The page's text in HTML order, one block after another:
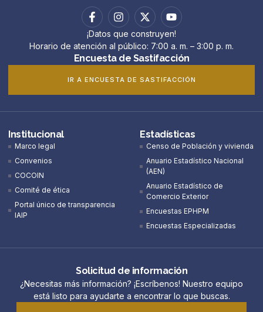
¡Datos que construyen!
Horario de atención al público: 7:00 a. m. – 3:00 p. m.
Encuesta de Sastifacción
IR A ENCUESTA DE SASTIFACCIÓN
Institucional
Marco legal
Convenios
COCOIN
Comité de ética
Portal único de transparencia
IAIP
Estadísticas
Censo de Población y vivienda
Anuario Estadístico Nacional
(AEN)​
Anuario Estadístico de
Comercio Exterior
Encuestas EPHPM
Encuestas Especializadas
Solicitud de información
¿Necesitas más información? ¡Escríbenos! Nuestro equipo
está listo para ayudarte a encontrar lo que buscas.